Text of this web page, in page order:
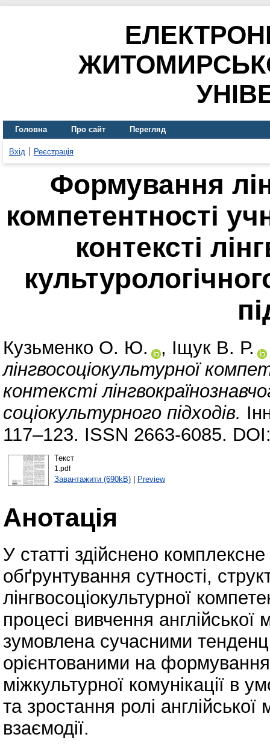
Головна Про сайт Перегляд
Вхід Реєстрація
Формування
компетентності
контексті
Кузьменко О. Ю. , Іщук В. Р.
лінгвосоціокультурної
контексті
соціокультурного підходів.
117–123. ISSN 2663-6085.
Текст
1.pdf
Завантажити (690kB)| Preview
Анотація
У статті здійснено
обґрунтування сутності,
лінгвосоціокультурної
процесі вивчення
зумовлена сучасними
орієнтованими на
міжкультурної комунікації в
та зростання ролі
взаємодії.